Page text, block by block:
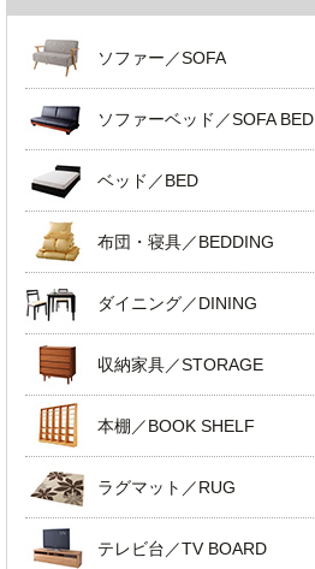
ソファー／SOFA
ソファーベッド／SOFA BED
ベッド／BED
布団・寝具／BEDDING
ダイニング／DINING
収納家具／STORAGE
本棚／BOOK SHELF
ラグマット／RUG
テレビ台／TV BOARD